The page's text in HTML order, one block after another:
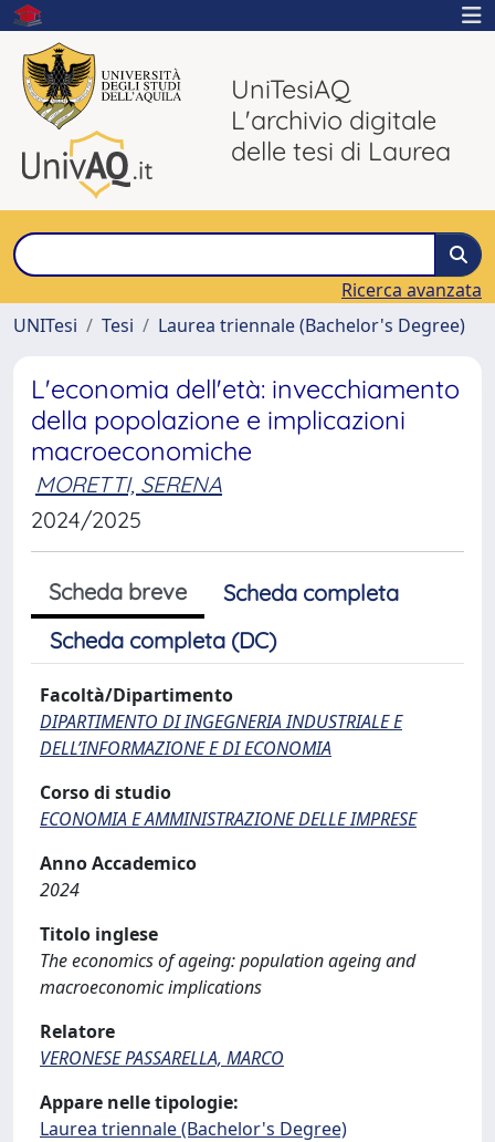
UniTesiAQ
L'archivio digitale
delle tesi di Laurea
Ricerca avanzata
UNITesi
Tesi Laurea triennale (Bachelor's Degree)
L'economia dell'età: invecchiamento
della popolazione e implicazioni
macroeconomiche
MORETTI, SERENA
2024/2025
Scheda breve
Scheda completa
Scheda completa (DC)
Facoltà/Dipartimento
DIPARTIMENTO DI INGEGNERIA INDUSTRIALE E
DELL’INFORMAZIONE E DI ECONOMIA
Corso di studio
ECONOMIA E AMMINISTRAZIONE DELLE IMPRESE
Anno Accademico
2024
Titolo inglese
The economics of ageing: population ageing and
macroeconomic implications
Relatore
VERONESE PASSARELLA, MARCO
Appare nelle tipologie:
Laurea triennale (Bachelor's Degree)